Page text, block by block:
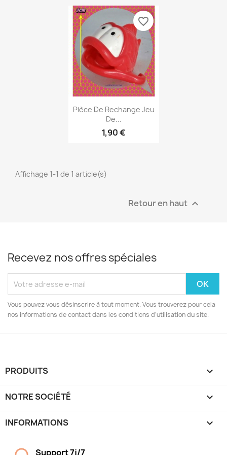
Aperçu rapide
Pièce De Rechange Jeu
De...
1,90 €
favorite_border
Affichage 1-1 de 1 article(s)
Retour en haut 
Recevez nos offres spéciales
Vous pouvez vous désinscrire à tout moment. Vous trouverez pour cela
nos informations de contact dans les conditions d'utilisation du site.
PRODUITS 
NOTRE SOCIÉTÉ 
INFORMATIONS keyboard_arrow_down
Support 7j/7